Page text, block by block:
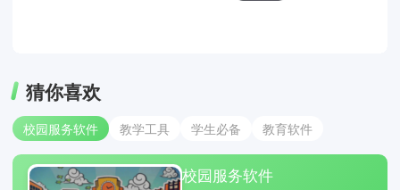
猜你喜欢
校园服务软件 教学工具 学生必备 教育软件
校园服务软件